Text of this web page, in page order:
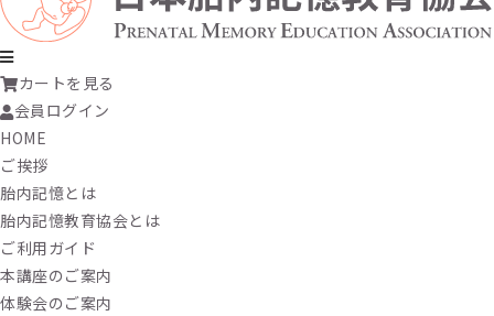
カートを見る
会員ログイン
HOME
ご挨拶
胎内記憶とは
胎内記憶教育協会とは
ご利用ガイド
本講座のご案内
体験会のご案内